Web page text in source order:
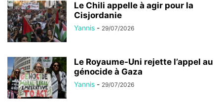
Le Chili appelle à agir pour la
Cisjordanie
Yannis - 29/07/2026
Le Royaume-Uni rejette l’appel au
génocide à Gaza
Yannis - 29/07/2026